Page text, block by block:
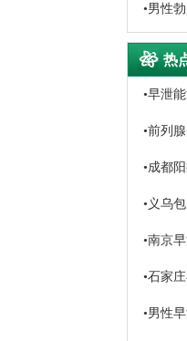
•男性
方法
热
•早泄
•前列
•成都
• 义乌
•南京
•石家
•男性